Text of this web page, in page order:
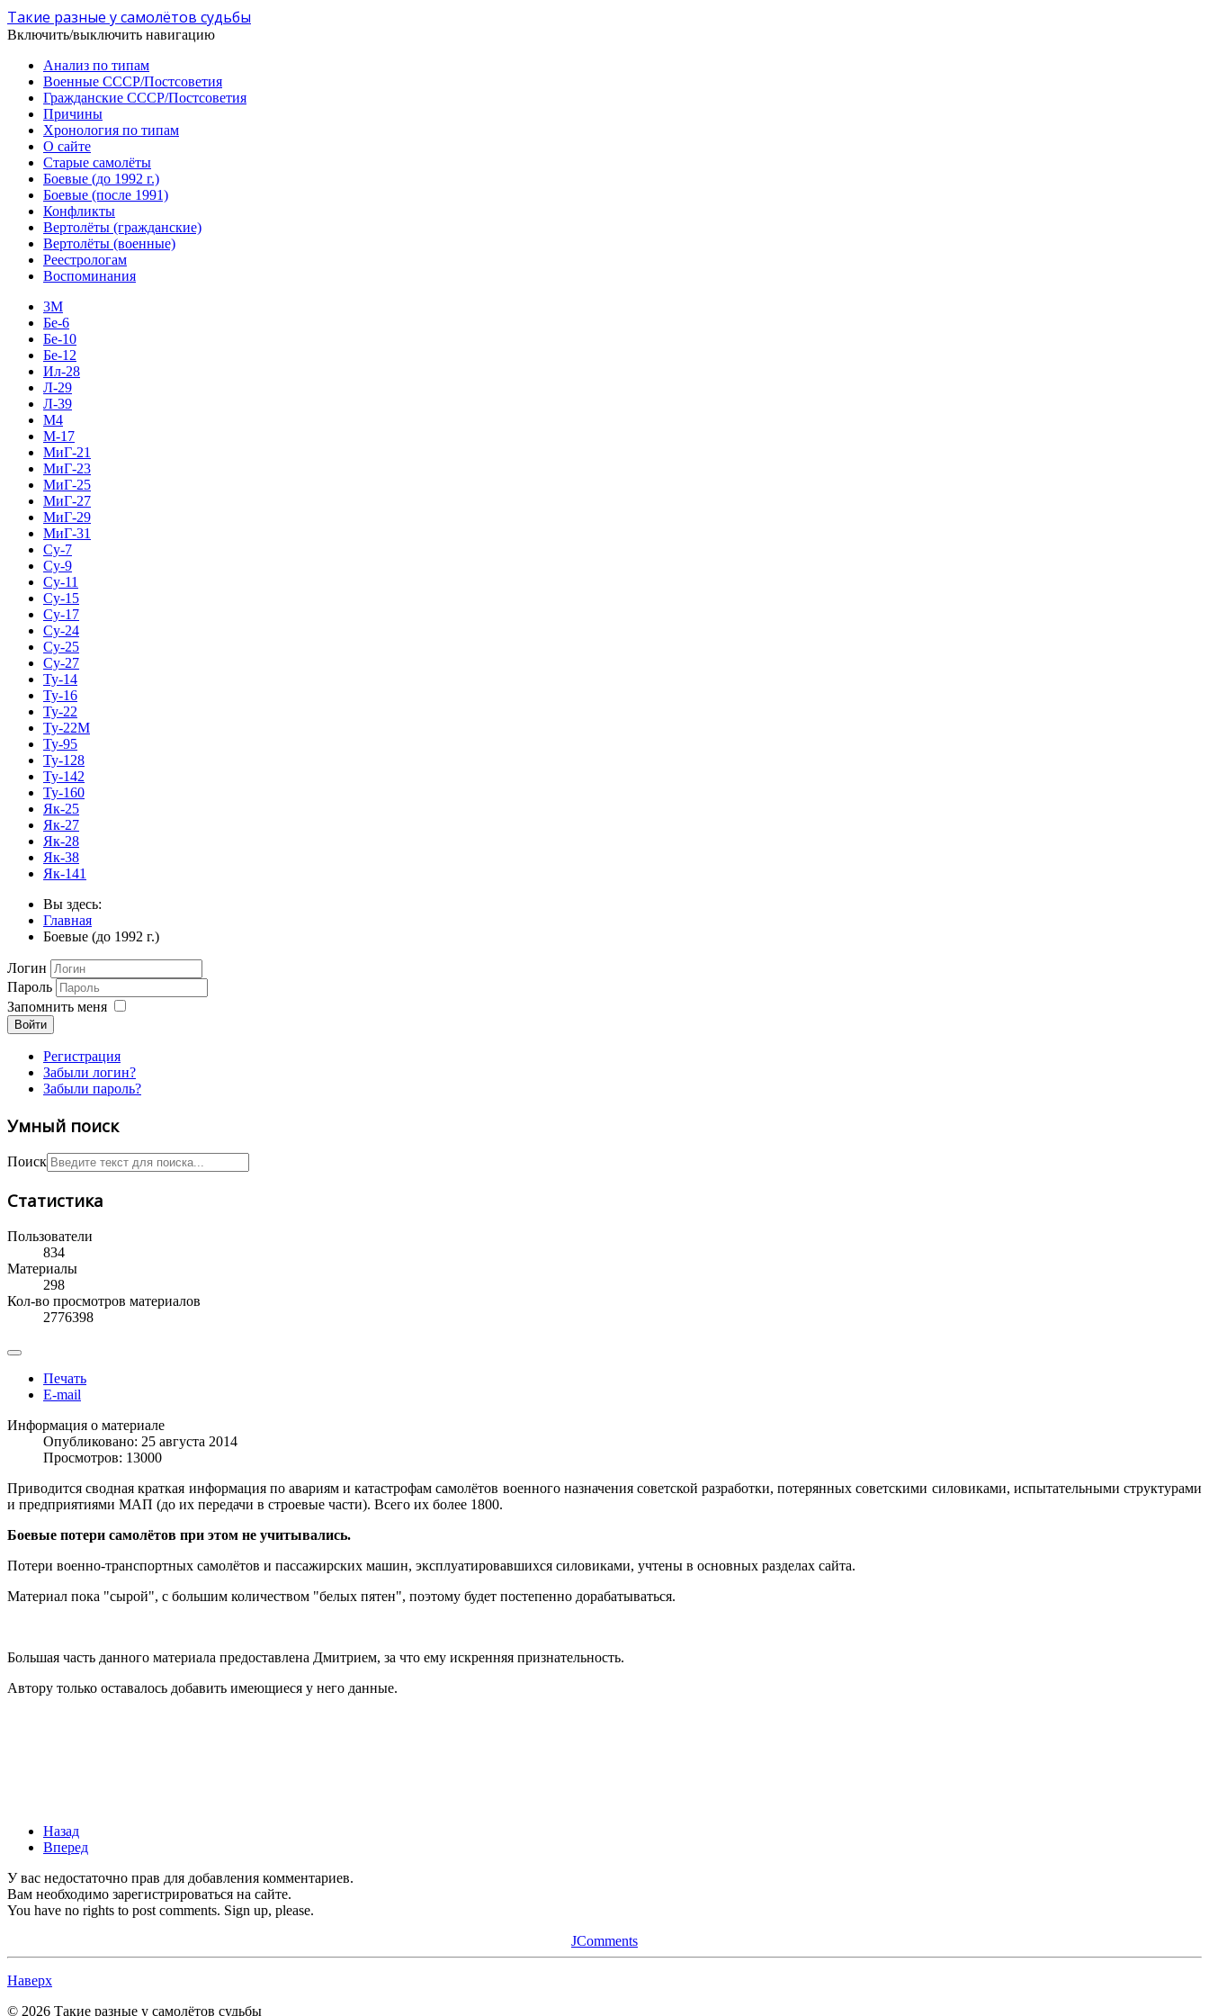
Такие разные у самолётов судьбы
Включить/выключить навигацию
Анализ по типам
Военные СССР/Постсоветия
Гражданские СССР/Постсоветия
Причины
Хронология по типам
О сайте
Старые самолёты
Боевые (до 1992 г.)
Боевые (после 1991)
Конфликты
Вертолёты (гражданские)
Вертолёты (военные)
Реестрологам
Воспоминания
3М
Бе-6
Бе-10
Бе-12
Ил-28
Л-29
Л-39
М4
М-17
МиГ-21
МиГ-23
МиГ-25
МиГ-27
МиГ-29
МиГ-31
Су-7
Су-9
Су-11
Су-15
Су-17
Су-24
Су-25
Су-27
Ту-14
Ту-16
Ту-22
Ту-22М
Ту-95
Ту-128
Ту-142
Ту-160
Як-25
Як-27
Як-28
Як-38
Як-141
Вы здесь:
Главная
Боевые (до 1992 г.)
Логин
Пароль
Запомнить меня
Войти
Регистрация
Забыли логин?
Забыли пароль?
Умный поиск
Поиск
Статистика
Пользователи
834
Материалы
298
Кол-во просмотров материалов
2776398
Печать
E-mail
Информация о материале
Опубликовано: 25 августа 2014
Просмотров: 13000
Приводится сводная краткая информация по авариям и катастрофам самолётов военного назначения советской разработки, потерянных советскими силовиками, испытательными структурами
и предприятиями МАП (до их передачи в строевые части). Всего их более 1800.
Боевые потери самолётов при этом не учитывались.
Потери военно-транспортных самолётов и пассажирских машин, эксплуатировавшихся силовиками, учтены в основных разделах сайта.
Материал пока "сырой", с большим количеством "белых пятен", поэтому будет постепенно дорабатываться.
Большая часть данного материала предоставлена Дмитрием, за что ему искренняя признательность.
Автору только оставалось добавить имеющиеся у него данные.
Назад
Вперед
У вас недостаточно прав для добавления комментариев.
Вам необходимо зарегистрироваться на сайте.
You have no rights to post comments. Sign up, please.
JComments
Наверх
© 2026 Такие разные у самолётов судьбы